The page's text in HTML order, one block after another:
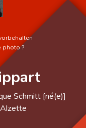
photo ?
Schmitt [né(e)]